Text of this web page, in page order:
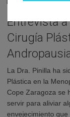
Entrevista
Cirugía
La Dra. Pinilla ha
Plástica en la
Cope Zaragoza se
servir para aliviar
envejecimiento